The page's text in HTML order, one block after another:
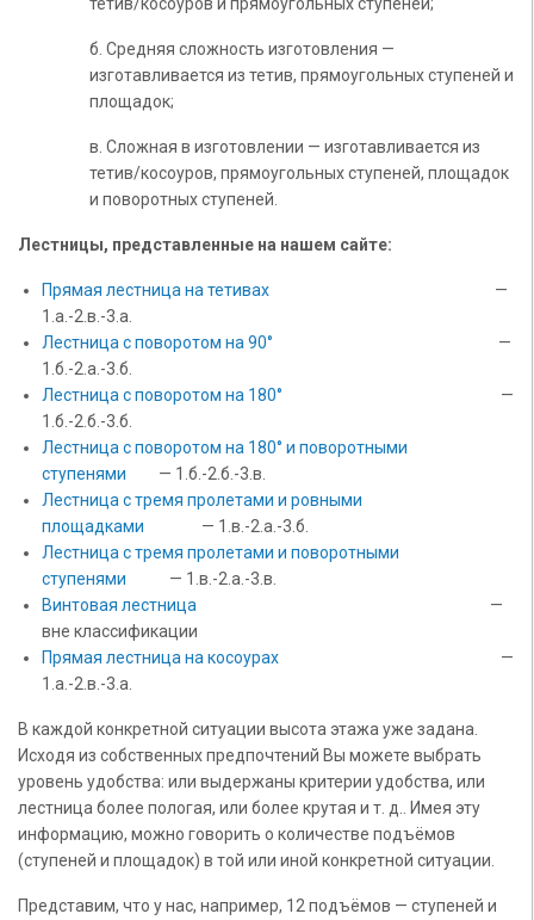
б. Средняя сложность изготовления —
изготавливается из тетив, прямоугольных ступеней и
площадок;
в. Сложная в изготовлении — изготавливается из
тетив/косоуров, прямоугольных ступеней, площадок
и поворотных ступеней.
Лестницы, представленные на нашем сайте:
Прямая лестница на тетивах
—
1.а.-2.в.-3.а.
Лестница с поворотом на 90°
—
1.б.-2.а.-3.б.
Лестница с поворотом на 180°
—
1.б.-2.б.-3.б.
Лестница с поворотом на 180° и поворотными
ступенями — 1.б.-2.б.-3.в.
Лестница с тремя пролетами и ровными
площадками — 1.в.-2.а.-3.б.
Лестница с тремя пролетами и поворотными
ступенями
— 1.в.-2.а.-3.в.
Винтовая лестница
—
вне классификации
Прямая лестница на косоурах
—
1.а.-2.в.-3.а.
В каждой конкретной ситуации высота этажа уже задана.
Исходя из собственных предпочтений Вы можете выбрать
уровень удобства: или выдержаны критерии удобства, или
лестница более пологая, или более крутая и т. д.. Имея эту
информацию, можно говорить о количестве подъёмов
(ступеней и площадок) в той или иной конкретной ситуации.
Представим, что у нас, например, 12 подъёмов — ступеней и